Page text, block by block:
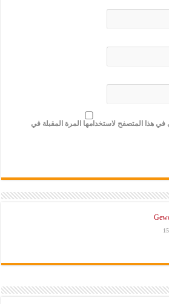
في هذا المتصفح لاستخدامها المرة المقبلة في